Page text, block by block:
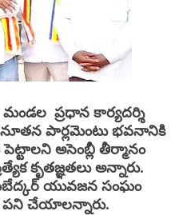
ప్రధాన కార్యదర్శి
పార్లమెంటు భవనానికి
అసెంబ్లీ తీర్మానం
కృతజ్ఞతలు అన్నారు.
యువజన సంఘం
పని చేయాలన్నారు.